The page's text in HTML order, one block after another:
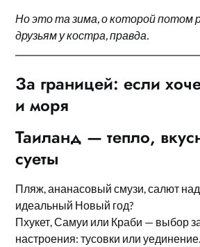
Но это та зима, о которой потом
друзьям у костра, правда.
За границей: если
и моря
Таиланд — тепло,
суеты
Пляж, ананасовый смузи, салют
идеальный Новый год?
Пхукет, Самуи или Краби — выбор
настроения: тусовки или уединение.